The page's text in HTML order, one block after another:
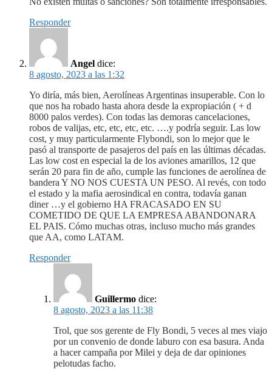
Responder
Angel dice:
8 agosto, 2023 a las 1:32
Yo diría, más bien, Aerolíneas Argentinas insuperable. Con lo
que nos ha robado hasta ahora desde la expropiación ( + d
8000 palos verdes). Con todas las demoras cancelaciones,
robos de valijas, etc, etc, etc, etc. ….y podría seguir. Las low
cost, y muy particularmente Flybondi, son lo mejor que le
pasó al transporte de pasajeros del país en las últimas décadas.
Las low cost en especial la de los aviones amarillos, 12 que
serán 20 para fin de año, cumple las funciones de aerolínea de
bandera Y NO NOS CUESTA UN PESO. Al revés, con todo
el estado y la mafia aerosindical en contra, todavía ganan
diner …y el gobierno HA FRACASADO EN SU
COMETIDO DE QUE LA EMPRESA ABANDONARA
EL PAIS. Cómo muchas otras, incluso mucho más grandes
que AA, como LATAM.
Responder
Guillermo dice:
8 agosto, 2023 a las 11:38
Trol, que sos gerente de Fly Bondi, 5 veces al mes viajo
por un convenio de donde laburo con esa basura. Anda
a hacer campaña por Milei y deja de dar opiniones
pelotudas facho.